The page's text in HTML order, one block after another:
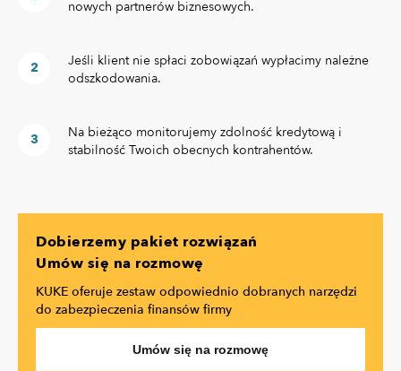
nowych partnerów biznesowych.
Jeśli klient nie spłaci zobowiązań wypłacimy należne
odszkodowania.
Na bieżąco monitorujemy zdolność kredytową i
stabilność Twoich obecnych kontrahentów.
Dobierzemy pakiet rozwiązań
Umów się na rozmowę
KUKE oferuje zestaw odpowiednio dobranych narzędzi
do zabezpieczenia finansów firmy
Umów się na rozmowę